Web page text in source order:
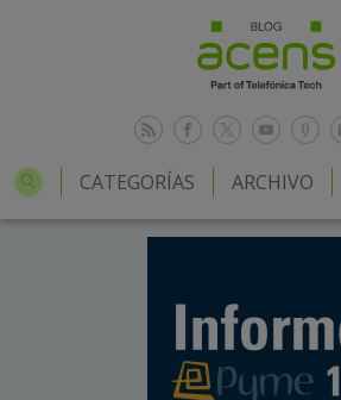
CATEGORÍAS ARCHIVO